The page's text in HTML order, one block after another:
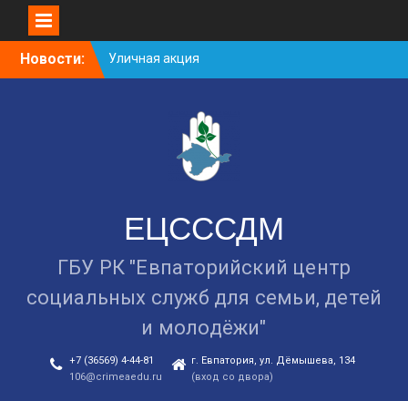
SkipНовости:
Занятие в рамках школы
молодожёнов прошло в
Cоциологический опрос
граждан старше 55 лет по
вопросам занятости
Уличная акция
ЕЦСССДМ
ГБУ РК "Евпаторийский центр
социальных служб для семьи, детей
и молодёжи"
+7 (36569) 4-44-81
106@crimeaedu.ru
г. Евпатория, ул. Дёмышева, 134
(вход со двора)